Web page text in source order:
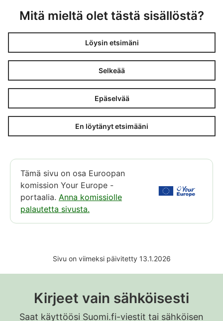
Mitä mieltä olet tästä sisällöstä?
Löysin etsimäni
Selkeää
Epäselvää
En löytänyt etsimääni
Tämä sivu on osa Euroopan
komission Your Europe -
portaalia. Anna komissiolle
palautetta sivusta.
Sivu on viimeksi päivitetty 13.1.2026
Kirjeet vain sähköisesti
Saat käyttöösi Suomi.fi-viestit tai sähköisen